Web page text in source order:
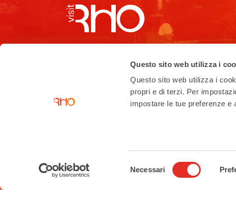
Questo sito web utilizza i
Questo sito web utilizza i
propri e di terzi. Per
impostare le tue preferenze e
Necessari
Tourist Information Office
Piazza San Vittore angolo Corso
02 93 33 2 354